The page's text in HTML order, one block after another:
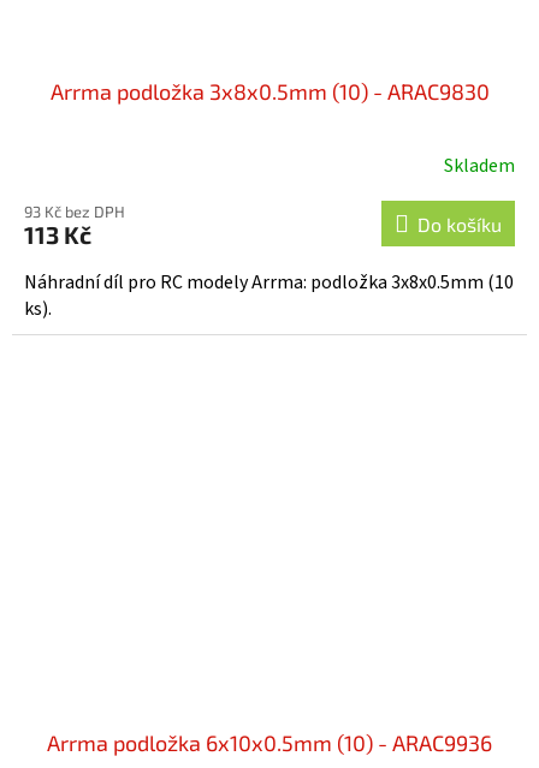
Arrma podložka 3x8x0.5mm (10) - ARAC9830
Skladem
93 Kč bez DPH
113 Kč Do košíku
Náhradní díl pro RC modely Arrma: podložka 3x8x0.5mm (10
ks).
Arrma podložka 6x10x0.5mm (10) - ARAC9936